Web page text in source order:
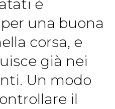
è
una buona
corsa, e
già nei
Un modo
il